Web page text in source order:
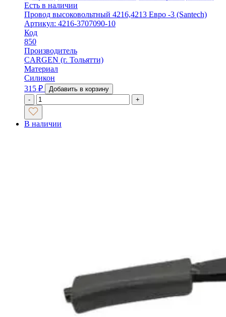
Есть в наличии
Провод высоковольтный 4216,4213 Евро -3 (Santech)
Артикул: 4216-3707090-10
Код
850
Производитель
CARGEN (г. Тольятти)
Материал
Силикон
315 ₽
Добавить в корзину
-
+
В наличии